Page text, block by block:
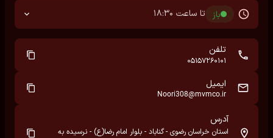
باز تا ساعت 18:30
تلفن
05157260101
ایمیل
Noori308@mvmco.ir
آدرس
استان خراسان رضوی - گناباد - بلوار امام رضا(ع) - نرسیده به